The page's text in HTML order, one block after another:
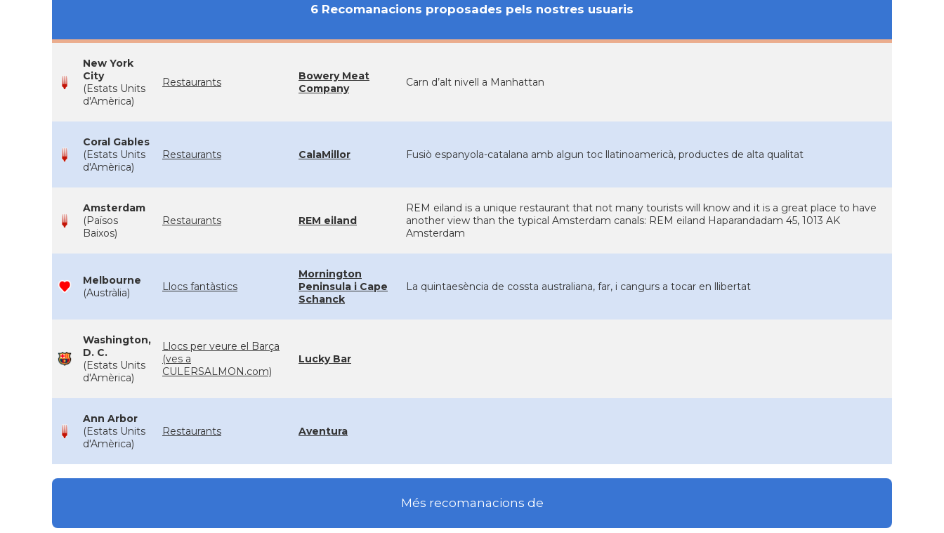
6 Recomanacions proposades pels nostres usuaris
New York
City
(Estats Units
d'Amèrica)
Restaurants
Bowery Meat
Company
Carn d’alt nivell a Manhattan
Coral Gables
(Estats Units
d'Amèrica)
Restaurants CalaMillor Fusiò espanyola-catalana amb algun toc llatinoamericà, productes de alta qualitat
Amsterdam
(Països
Baixos)
Restaurants REM eiland
REM eiland is a unique restaurant that not many tourists will know and it is a great place to have
another view than the typical Amsterdam canals: REM eiland Haparandadam 45, 1013 AK
Amsterdam
Melbourne
(Austràlia)
Llocs fantàstics
Mornington
Peninsula i Cape
Schanck
La quintaesència de cossta australiana, far, i cangurs a tocar en llibertat
Washington,
D. C.
(Estats Units
d'Amèrica)
Llocs per veure el Barça
(ves a
CULERSALMON.com)
Lucky Bar
Ann Arbor
(Estats Units
d'Amèrica)
Restaurants Aventura
Més recomanacions de